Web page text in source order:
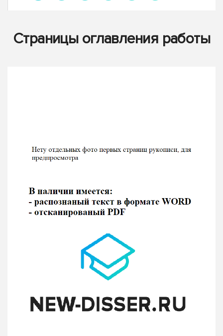
Страницы оглавления работы